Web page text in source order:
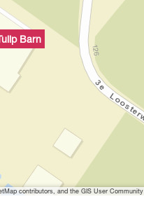
Barn
contributors, and the GIS User Community